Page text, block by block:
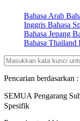
Bahasa Arab
Inggris Bahasa
Bahasa Jepang
Bahasa Thailand
Pencarian berdasarkan :
SEMUA Pengarang
Spesifik